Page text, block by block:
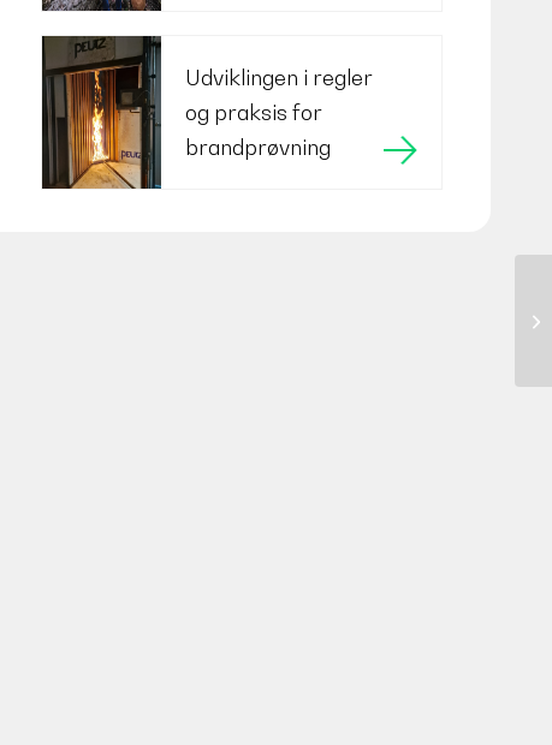
Udviklingen i regler
og praksis for
brandprøvning